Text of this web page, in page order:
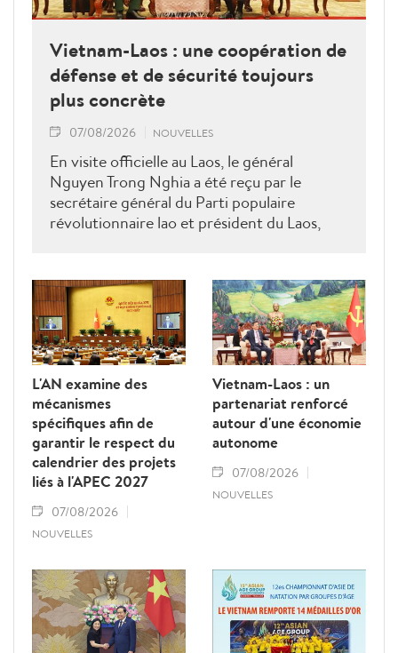
Vietnam-Laos : une coopération de
défense et de sécurité toujours
plus concrète
07/08/2026 NOUVELLES
En visite officielle au Laos, le général
Nguyen Trong Nghia a été reçu par le
secrétaire général du Parti populaire
révolutionnaire lao et président du Laos,
parties ont réaffirmé leur volonté de
renforcer une coopération politico-militaire
étroite et efficace.
L'AN examine des
mécanismes
spécifiques afin de
garantir le respect du
calendrier des projets
liés à l'APEC 2027
07/08/2026
NOUVELLES
Vietnam-Laos : un
partenariat renforcé
autour d'une économie
autonome
07/08/2026
NOUVELLES